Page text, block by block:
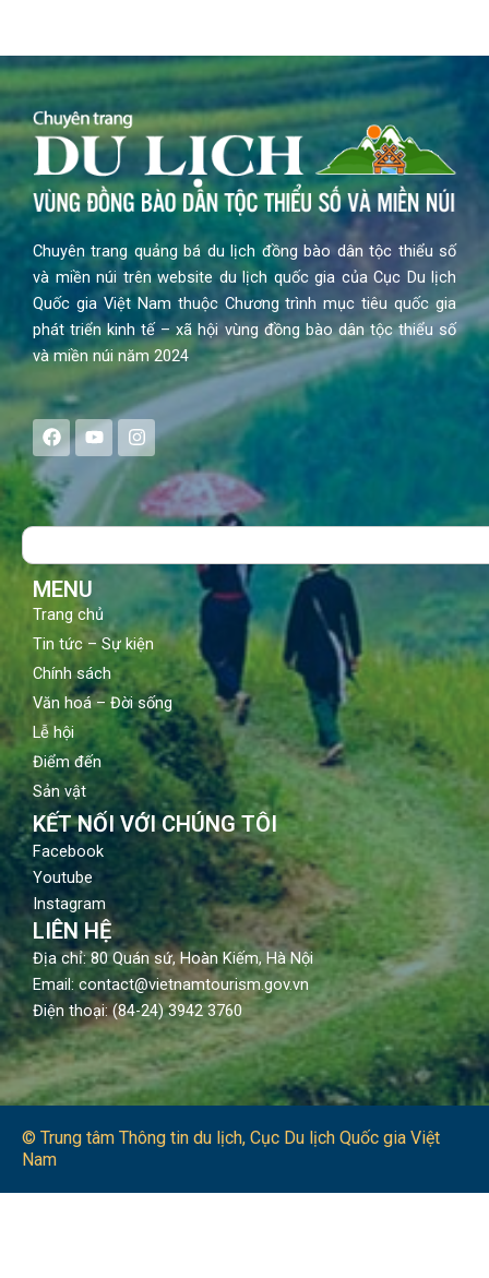
Chuyên trang quảng bá du lịch đồng bào dân tộc thiểu số
và miền núi trên website du lịch quốc gia của Cục Du lịch
Quốc gia Việt Nam thuộc Chương trình mục tiêu quốc gia
phát triển kinh tế – xã hội vùng đồng bào dân tộc thiểu số
và miền núi năm 2024
F
a
c
e
b
o
Y
o
u
t
u
b
I
n
s
a
g
Search
MENU
Trang chủ
Tin tức – Sự kiện
Chính sách
Văn hoá – Đời sống
Lễ hội
Điểm đến
Sản vật
KẾT NỐI VỚI CHÚNG TÔI
Facebook
Youtube
Instagram
LIÊN HỆ
Địa chỉ: 80 Quán sứ, Hoàn Kiếm, Hà Nội
Email: contact@vietnamtourism.gov.vn
Điện thoại: (84-24) 3942 3760
© Trung tâm Thông tin du lịch​, Cục Du lịch Quốc gia Việt
Nam